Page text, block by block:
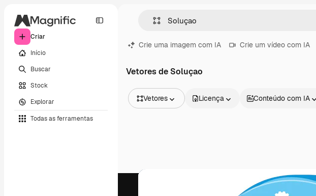
Criar
Início
Buscar
Stock
Explorar
Todas as ferramentas
Crie uma imagem com IA Crie um vídeo com IA
Vetores de Soluçao
Vetores
Vídeos
Licença Conteúdo com IA